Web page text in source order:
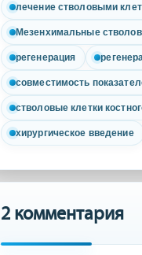
лечение стволовыми
Мезенхимальные
регенерация
совместимость
стволовые клетки
хирургическое введение
2 комментария